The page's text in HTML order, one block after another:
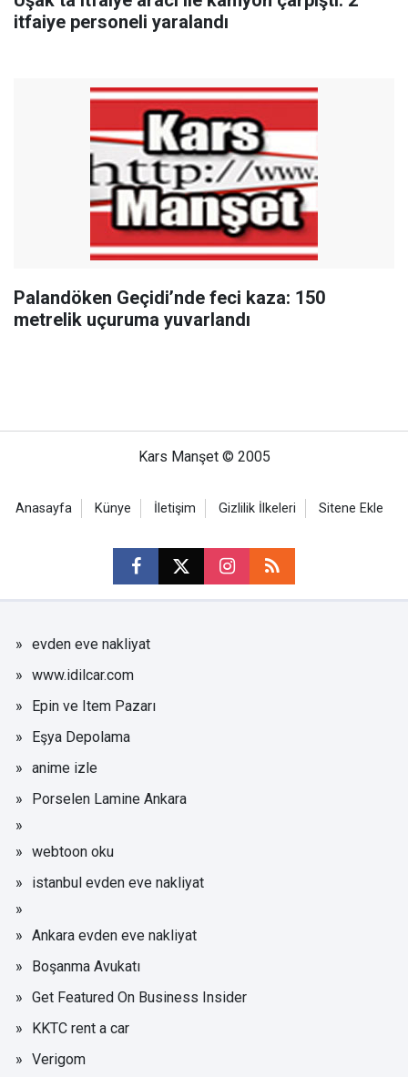
itfaiye personeli yaralandı
Palandöken Geçidi’nde feci kaza: 150
metrelik uçuruma yuvarlandı
Kars Manşet © 2005
Anasayfa Künye İletişim Gizlilik İlkeleri Sitene Ekle
evden eve nakliyat
www.idilcar.com
Epin ve Item Pazarı
Eşya Depolama
anime izle
Porselen Lamine Ankara
webtoon oku
istanbul evden eve nakliyat
Ankara evden eve nakliyat
Boşanma Avukatı
Get Featured On Business Insider
KKTC rent a car
Verigom